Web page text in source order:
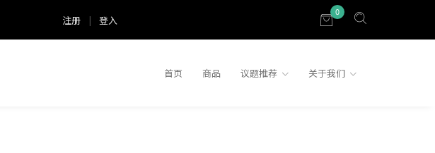
注册 | 登入
0
首页 商品 议题推荐 关于我们